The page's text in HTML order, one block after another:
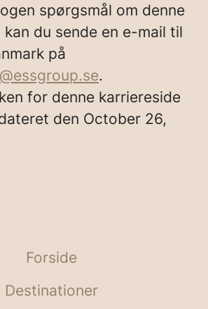
spørgsmål om denne
du sende en e-mail til
på
.
for denne karriereside
den October 26,
Forside
Destinationer